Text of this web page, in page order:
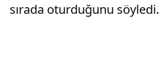
sırada oturduğunu söyledi.